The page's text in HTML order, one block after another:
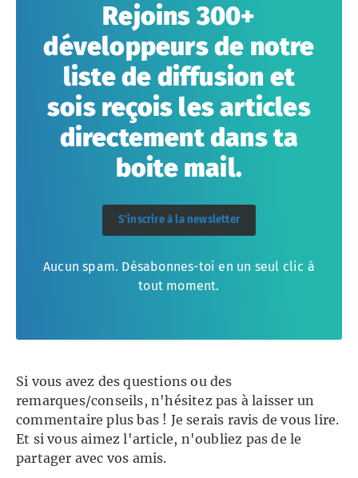
Rejoins 300+
développeurs de notre
liste de diffusion et
sois reçois les articles
directement dans ta
boite mail.
S'inscrire à la newsletter
Aucun spam. Désabonnes-toi en un seul clic à
tout moment.
Si vous avez des questions ou des
remarques/conseils, n'hésitez pas à laisser un
commentaire plus bas ! Je serais ravis de vous lire.
Et si vous aimez l'article, n'oubliez pas de le
partager avec vos amis.